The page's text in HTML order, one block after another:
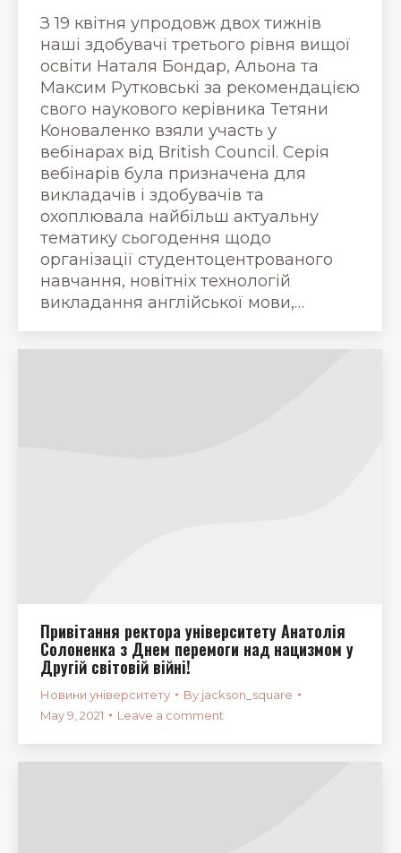
З 19 квітня упродовж двох тижнів
наші здобувачі третього рівня вищої
освіти Наталя Бондар, Альона та
Максим Рутковські за рекомендацією
свого наукового керівника Тетяни
Коноваленко взяли участь у
вебінарах від British Council. Серія
вебінарів була призначена для
викладачів і здобувачів та
охоплювала найбільш актуальну
тематику сьогодення щодо
організації студентоцентрованого
навчання, новітніх технологій
викладання англійської мови,…
Привітання ректора університету Анатолія
Солоненка з Днем перемоги над нацизмом у
Другій світовій війні!
Новини університету By jackson_square
May 9, 2021
Leave a comment